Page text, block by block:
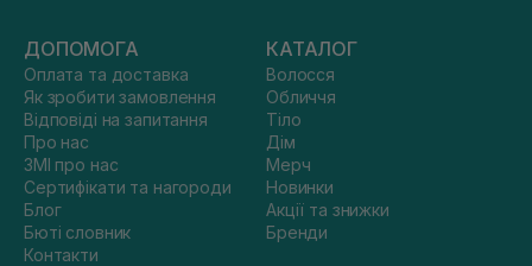
ДОПОМОГА
Оплата та доставка
Як зробити замовлення
Відповіді на запитання
Про нас
ЗМІ про нас
Сертифікати та нагороди
Блог
Бюті словник
Контакти
КАТАЛОГ
Волосся
Обличчя
Тіло
Дім
Мерч
Новинки
Акції та знижки
Бренди